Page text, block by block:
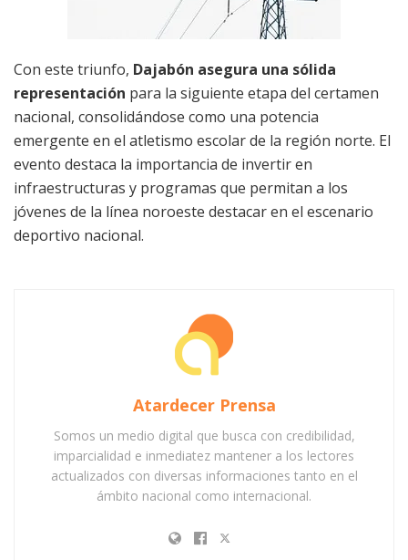
Con este triunfo, Dajabón asegura una sólida
representación para la siguiente etapa del certamen
nacional, consolidándose como una potencia
emergente en el atletismo escolar de la región norte. El
evento destaca la importancia de invertir en
infraestructuras y programas que permitan a los
jóvenes de la línea noroeste destacar en el escenario
deportivo nacional.
Atardecer Prensa
Somos un medio digital que busca con credibilidad,
imparcialidad e inmediatez mantener a los lectores
actualizados con diversas informaciones tanto en el
ámbito nacional como internacional.